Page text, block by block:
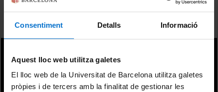
Consentiment Detalls Informació
Aquest lloc web utilitza galetes
El lloc web de la Universitat de Barcelona utilitza galetes
pròpies i de tercers amb la finalitat de gestionar les